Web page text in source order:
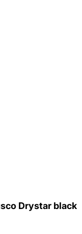
Drystar black